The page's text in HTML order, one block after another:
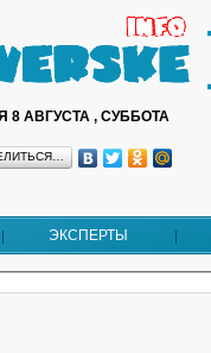
8 АВГУСТА , СУББОТА
ЭКСПЕРТЫ